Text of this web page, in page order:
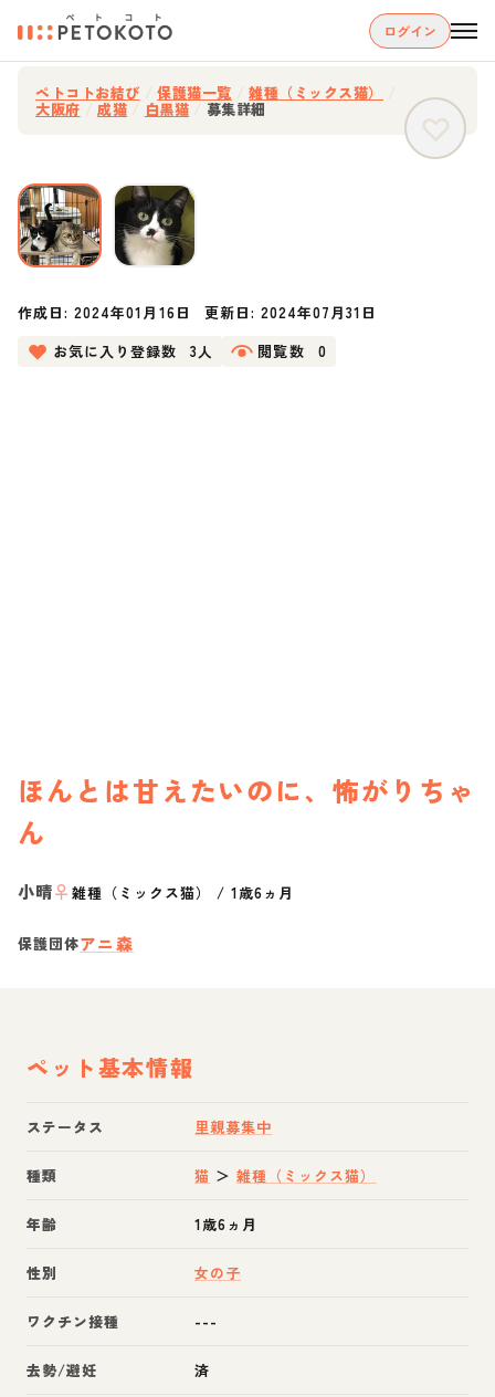
ログイン
ペトコトお結び 保護猫一覧 雑種（ミックス猫）
大阪府 成猫 白黒猫 募集詳細
作成日:2024年01月16日 更新日: 2024年07月31日
お気に入り登録数
3人 閲覧数 0
ほんとは甘えたいのに、怖がりちゃ
ん
小晴♀ 雑種（ミックス猫） /1歳6ヵ月
保護団体アニ森
ペット基本情報
ステータス 里親募集中
種類 猫 ＞雑種（ミックス猫）
年齢 1歳6ヵ月
性別 女の子
ワクチン接種 ---
去勢/避妊 済